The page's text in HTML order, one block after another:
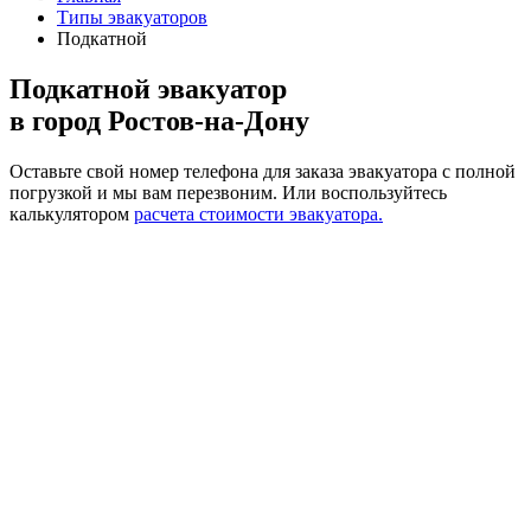
Типы эвакуаторов
Подкатной
Подкатной эвакуатор
в город Ростов-на-Дону
Оставьте свой номер телефона для заказа эвакуатора с полной
погрузкой и мы вам перезвоним. Или воспользуйтесь
калькулятором расчета стоимости эвакуатора.